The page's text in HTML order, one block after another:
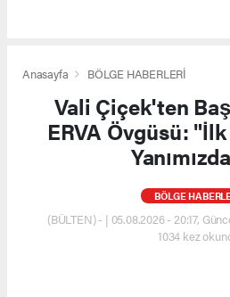
Anasayfa BÖLGE HABERLERİ
Vali Çiçek'ten
ERVA Övgüsü:
BÖLGE
(BÜLTEN) - | 05.08.2026 - 20:17,
1034 kez